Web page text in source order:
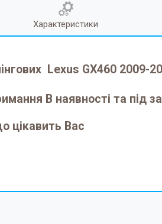
Характеристики
Lexus GX460 2009-
В наявності та під
цікавить Вас